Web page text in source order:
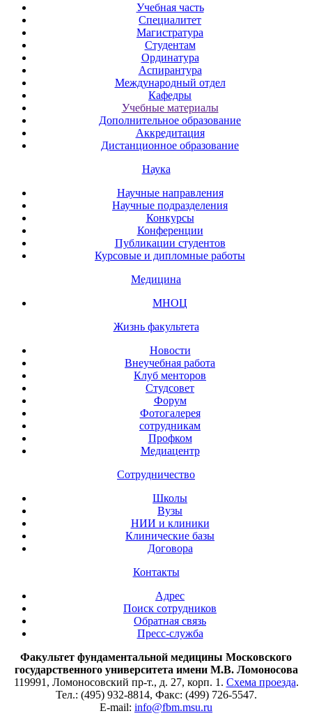
Учебная часть
Специалитет
Магистратура
Студентам
Ординатура
Аспирантура
Международный отдел
Кафедры
Учебные материалы
Дополнительное образование
Аккредитация
Дистанционное образование
Наука
Научные направления
Научные подразделения
Конкурсы
Конференции
Публикации студентов
Курсовые и дипломные работы
Медицина
МНОЦ
Жизнь факультета
Новости
Внеучебная работа
Клуб менторов
Студсовет
Форум
Фотогалерея
сотрудникам
Профком
Медиацентр
Сотрудничество
Школы
Вузы
НИИ и клиники
Клинические базы
Договора
Контакты
Адрес
Поиск сотрудников
Обратная связь
Пресс-служба
Факультет фундаментальной медицины Московского
государственного университета имени М.В. Ломоносова
119991, Ломоносовский пр-т., д. 27, корп. 1. Схема проезда.
Тел.: (495) 932-8814, Факс: (499) 726-5547.
E-mail: info@fbm.msu.ru